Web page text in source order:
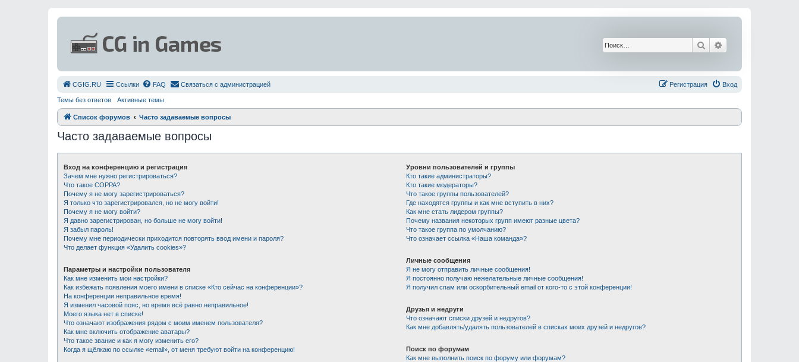
Поиск
СGIG.RU Ссылки FAQ Связаться с администрацией Вход
Регистрация
Темы без ответов Активные темы
Список форумов Часто задаваемые вопросы
Часто задаваемые вопросы
Вход на конференцию и регистрация
Зачем мне нужно регистрироваться?
Что такое COPPA?
Почему я не могу зарегистрироваться?
Я только что зарегистрировался, но не могу войти!
Почему я не могу войти?
Я давно зарегистрирован, но больше не могу войти!
Я забыл пароль!
Почему мне периодически приходится повторять ввод имени и пароля?
Что делает функция «Удалить cookies»?
Параметры и настройки пользователя
Как мне изменить мои настройки?
Как избежать появления моего имени в списке «Кто сейчас на конференции»?
На конференции неправильное время!
Я изменил часовой пояс, но время всё равно неправильное!
Моего языка нет в списке!
Что означают изображения рядом с моим именем пользователя?
Как мне включить отображение аватары?
Что такое звание и как я могу изменить его?
Когда я щёлкаю по ссылке «email», от меня требуют войти на конференцию!
Уровни пользователей и группы
Кто такие администраторы?
Кто такие модераторы?
Что такое группы пользователей?
Где находятся группы и как мне вступить в них?
Как мне стать лидером группы?
Почему названия некоторых групп имеют разные цвета?
Что такое группа по умолчанию?
Что означает ссылка «Наша команда»?
Личные сообщения
Я не могу отправить личные сообщения!
Я постоянно получаю нежелательные личные сообщения!
Я получил спам или оскорбительный email от кого-то с этой конференции!
Друзья и недруги
Что означают списки друзей и недругов?
Как мне добавлять/удалять пользователей в списках моих друзей и недругов?
Поиск по форумам
Как мне выполнить поиск по форуму или форумам?